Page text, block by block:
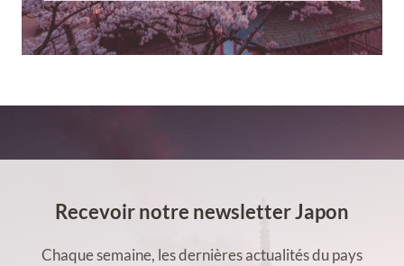
Recevoir notre newsletter Japon
Chaque semaine, les dernières actualités du pays